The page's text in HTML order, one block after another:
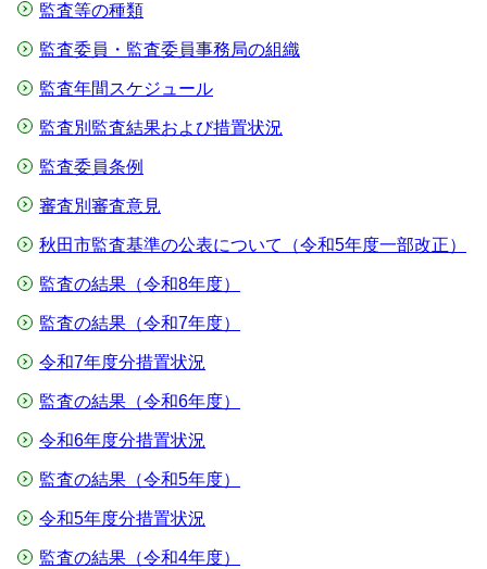
監査等の種類
監査委員・監査委員事務局の組織
監査年間スケジュール
監査別監査結果および措置状況
監査委員条例
審査別審査意見
秋田市監査基準の公表について（令和5年度一部改正）
監査の結果（令和8年度）
監査の結果（令和7年度）
令和7年度分措置状況
監査の結果（令和6年度）
令和6年度分措置状況
監査の結果（令和5年度）
令和5年度分措置状況
監査の結果（令和4年度）